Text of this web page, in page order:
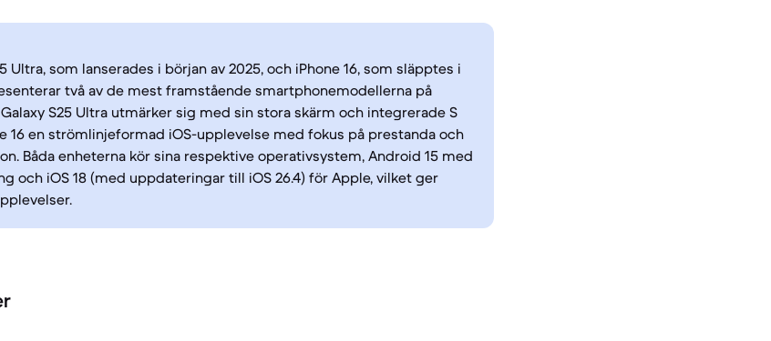
Ultra, som lanserades i början av 2025, och iPhone 16, som släpptes i
två av de mest framstående smartphonemodellerna på
S25 Ultra utmärker sig med sin stora skärm och integrerade S
16 en strömlinjeformad iOS-upplevelse med fokus på prestanda och
Båda enheterna kör sina respektive operativsystem, Android 15 med
och iOS 18 (med uppdateringar till iOS 26.4) för Apple, vilket ger